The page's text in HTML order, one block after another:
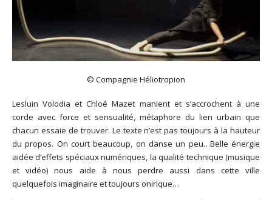
© Compagnie Héliotropion
Lesluin Volodia et Chloé Mazet manient et s’accrochent à une
corde avec force et sensualité, métaphore du lien urbain que
chacun essaie de trouver. Le texte n’est pas toujours à la hauteur
du propos. On court beaucoup, on danse un peu…Belle énergie
aidée d’effets spéciaux numériques, la qualité technique (musique
et vidéo) nous aide à nous perdre aussi dans cette ville
quelquefois imaginaire et toujours onirique…